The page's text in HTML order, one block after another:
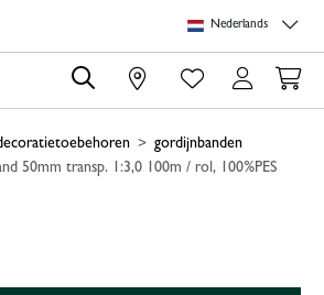
Nederlands
0
gordijnbanden
50mm transp. 1:3,0 100m / rol, 100%PES